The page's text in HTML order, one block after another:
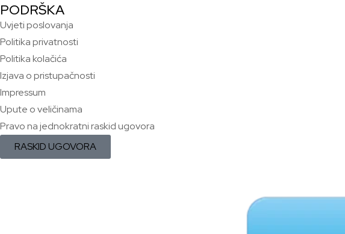
PODRŠKA
Uvjeti poslovanja
Politika privatnosti
Politika kolačića
Izjava o pristupačnosti
Impressum
Upute o veličinama
Pravo na jednokratni raskid ugovora
RASKID UGOVORA